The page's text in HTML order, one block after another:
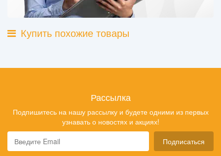
Купить похожие товары
Рассылка
Подпишитесь на нашу рассылку и будете одними из первых
узнавать о новостях и акциях!
Подписаться